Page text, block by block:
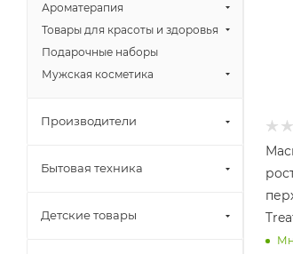
Ароматерапия
Товары для красоты и здоровья
Подарочные наборы
Мужская косметика
Производители
Бытовая техника
Детские товары